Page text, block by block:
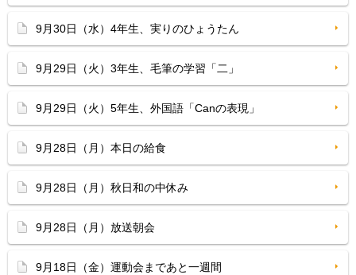
9月30日（水）4年生、実りのひょうたん
9月29日（火）3年生、毛筆の学習「二」
9月29日（火）5年生、外国語「Canの表現」
9月28日（月）本日の給食
9月28日（月）秋日和の中休み
9月28日（月）放送朝会
9月18日（金）運動会まであと一週間